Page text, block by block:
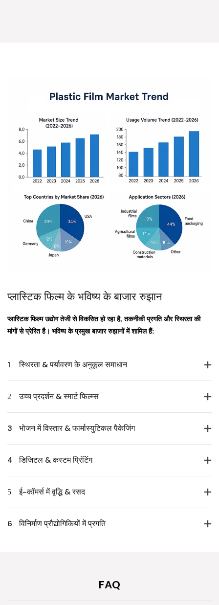
प्लास्टिक फिल्म के भविष्य के बाजार रुझान
प्लास्टिक फिल्म उद्योग तेजी से विकसित हो रहा है, तकनीकी प्रगति और स्थिरता की
मांगों से प्रेरित है। भविष्य के प्रमुख बाजार रुझानों में शामिल हैं:
1 स्थिरता & पर्यावरण के अनुकूल समाधान
2 उच्च प्रदर्शन & स्मार्ट फिल्म्स
3 भोजन में विस्तार & फार्मास्युटिकल पैकेजिंग
4 डिजिटल & कस्टम प्रिंटिंग
5 ई-कॉमर्स में वृद्धि & रसद
6 विनिर्माण प्रौद्योगिकियों में प्रगति
FAQ